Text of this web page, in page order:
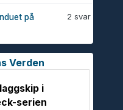
2 svar
på
Verden
i
serien